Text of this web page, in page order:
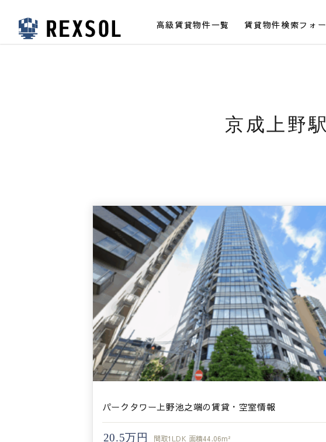
高級賃貸レクソル
高級賃貸物件一覧 賃貸物件検索フォ
京成上野
パークタワー上野池之端の賃貸・空室情報
20.5万円 間取1LDK 面積44.06m²